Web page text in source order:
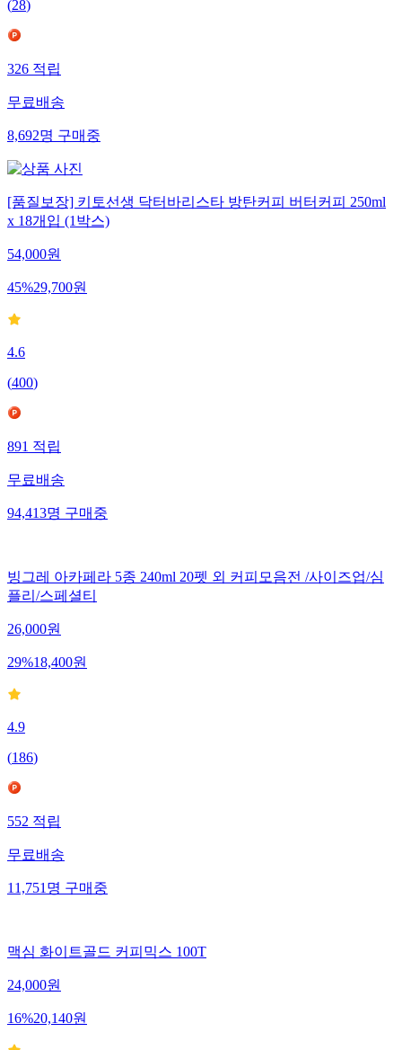
(28)
326적립
무료배송
8,692명구매중
[품질보장] 키토선생 닥터바리스타 방탄커피 버터커피 250ml
x 18개입 (1박스)
54,000원
45%29,700원
4.6
(400)
891적립
무료배송
94,413명구매중
빙그레 아카페라 5종 240ml 20펫 외 커피모음전 /사이즈업/심
플리/스페셜티
26,000원
29%18,400원
4.9
(186)
552적립
무료배송
11,751명구매중
맥심 화이트골드 커피믹스 100T
24,000원
16%20,140원